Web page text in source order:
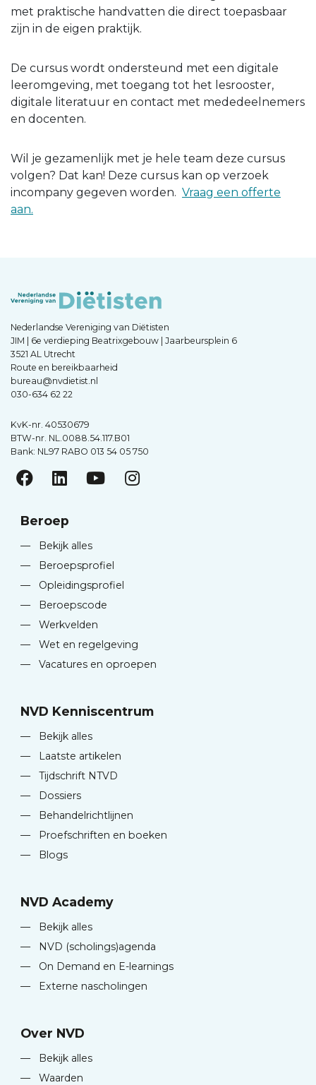
met praktische handvatten die direct toepasbaar
zijn in de eigen praktijk.
De cursus wordt ondersteund met een digitale
leeromgeving, met toegang tot het lesrooster,
digitale literatuur en contact met mededeelnemers
en docenten.
Wil je gezamenlijk met je hele team deze cursus
volgen? Dat kan! Deze cursus kan op verzoek
incompany gegeven worden. Vraag een offerte
aan.
Nederlandse Vereniging van Diëtisten
JIM | 6e verdieping Beatrixgebouw | Jaarbeursplein 6
3521 AL Utrecht
Route en bereikbaarheid
bureau@nvdietist.nl
030-634 62 22
KvK-nr. 40530679
BTW-nr. NL.0088.54.117.B01
Bank: NL97 RABO 013 54 05 750
Beroep
—
Bekijk alles
—
Beroepsprofiel
—
Opleidingsprofiel
—
Beroepscode
—
Werkvelden
—
Wet en regelgeving
—
Vacatures en oproepen
NVD Kenniscentrum
—
Bekijk alles
—
Laatste artikelen
—
Tijdschrift NTVD
—
Dossiers
—
Behandelrichtlijnen
—
Proefschriften en boeken
—
Blogs
NVD Academy
—
Bekijk alles
—
NVD (scholings)agenda
—
On Demand en E-learnings
—
Externe nascholingen
Over NVD
—
Bekijk alles
—
Waarden